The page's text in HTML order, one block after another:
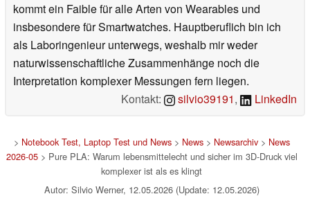
kommt ein Faible für alle Arten von Wearables und
insbesondere für Smartwatches. Hauptberuflich bin ich
als Laboringenieur unterwegs, weshalb mir weder
naturwissenschaftliche Zusammenhänge noch die
Interpretation komplexer Messungen fern liegen.
Kontakt:
silvio39191, LinkedIn
> Notebook Test, Laptop Test und News> News> Newsarchiv> News
2026-05> Pure PLA: Warum lebensmittelecht und sicher im 3D‑Druck viel
komplexer ist als es klingt
Autor: Silvio Werner, 12.05.2026 (Update: 12.05.2026)